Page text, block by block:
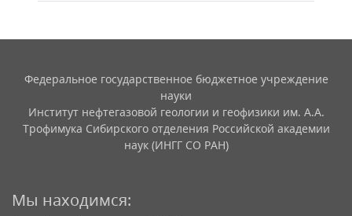
Федеральное государственное бюджетное учреждение
науки
Институт нефтегазовой геологии и геофизики им. А.А.
Трофимука Сибирского отделения Российской академии
наук (ИНГГ СО РАН)
Мы находимся: